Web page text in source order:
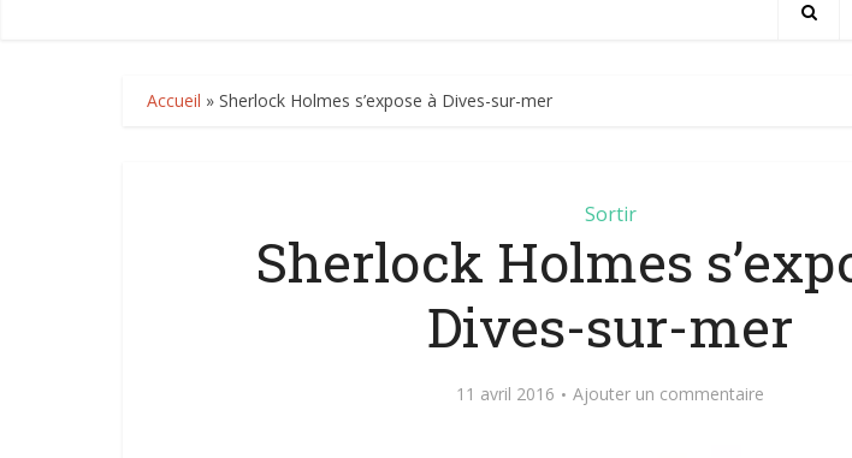
Accueil » Sherlock Holmes s’expose à Dives-sur-mer
Sortir
Sherlock Holmes
Dives-sur-mer
11 avril 2016 Ajouter un commentaire